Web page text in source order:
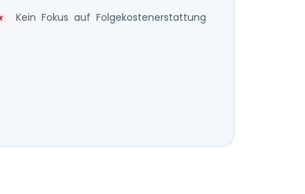
Kein Fokus auf Folgekostenerstattung